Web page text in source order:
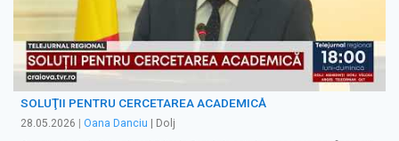
SOLUŢII PENTRU CERCETAREA ACADEMICĂ
28.05.2026 Oana Danciu | Dolj